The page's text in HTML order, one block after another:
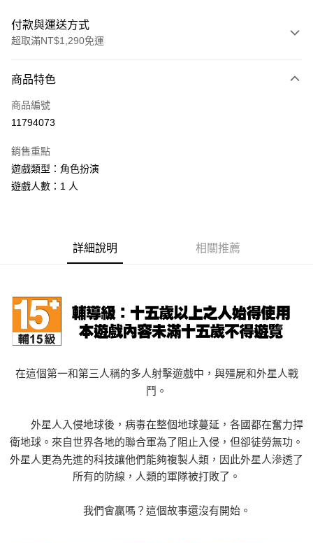
付款與運送方式
超取滿NT$1,290免運
信用卡一次付款
超商取貨付款
Apple Pay
街口支付
運送方式
全家取貨付款
每筆NT$60，滿NT$1,290(含以上)免運費
全家付款後取貨
每筆NT$60，滿NT$1,290(含以上)免運費
每筆NT$60，滿NT$1,290(含以上)免運費
7-11付款後取貨
每筆NT$60，滿NT$1,290(含以上)免運費
7-11取貨(快速到店)
商品特色
商品編號
11794073
銷售重點
遊戲類型：角色扮演
遊戲人數：1 人
詳細說明 相關推薦
在這個第一和第三人稱的多人射擊遊戲中，與殭屍和外星人戰
鬥。
外星人入侵地球後，病毒在整個地球蔓延，各國都在奮力捍
衛地球。來自世界各地的聯合軍為了阻止入侵，但卻徒勞無功。
外星人更為先進的科技讓他們能夠複製人類，因此外星人滲透了
所有的防線，人類的軍隊被打敗了。
我們會贏嗎？這個故事還沒有開始。